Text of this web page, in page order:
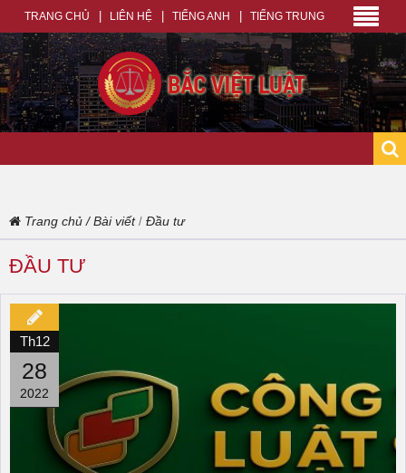
TRANG CHỦ LIÊN HỆ TIẾNG ANH TIẾNG TRUNG
Trang chủ /Bài viết/ Đầu tư
ĐẦU TƯ
Th12
28
2022